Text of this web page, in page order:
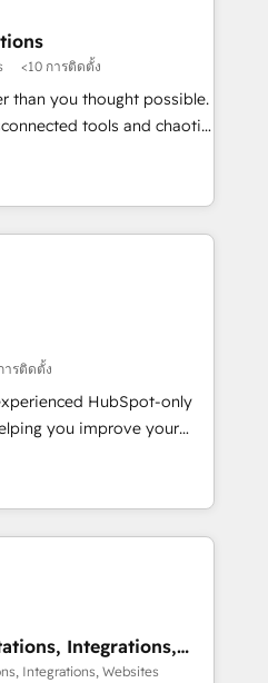
in to understand your
to deliver solutions that
work with. We believe in
is our success, and we’re
your business and
<10 การติดตั้ง
than you thought possible.
tools and chaotic
strategy with deep
teams scale faster—with
and more
· Native & Custom
Architecture · Sales &
to your growth
ารติดตั้ง
HubSpot-only
you improve your
Marketing, Sales,
- Developing fast, good-
CMS - Building
from which we create a
these steps in
Integrations,
Integrations, Websites